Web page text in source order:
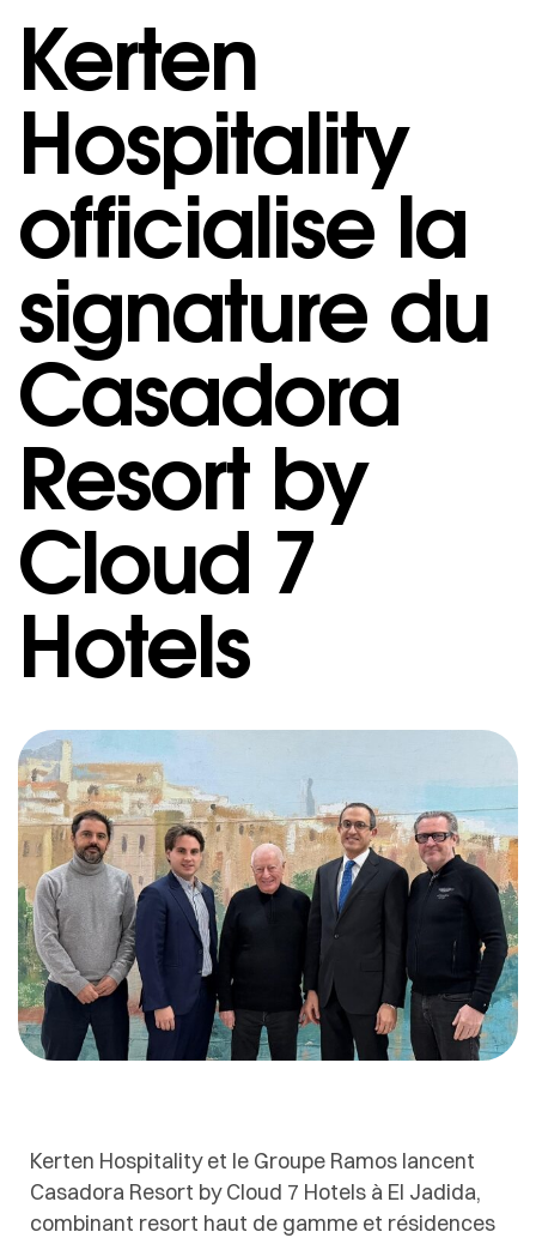
Kerten
Hospitality
officialise la
signature du
Casadora
Resort by
Cloud 7
Hotels
Kerten Hospitality et le Groupe Ramos lancent
Casadora Resort by Cloud 7 Hotels à El Jadida,
combinant resort haut de gamme et résidences